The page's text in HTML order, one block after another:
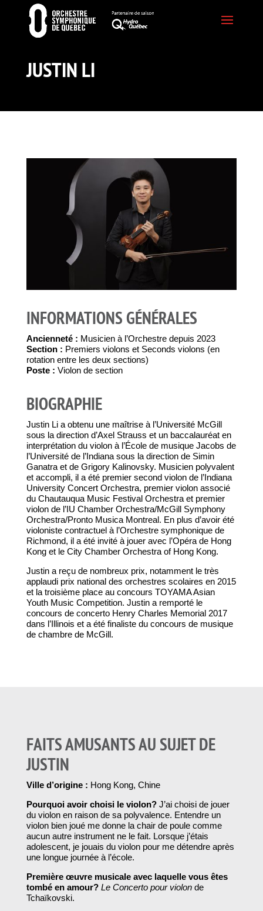
JUSTIN LI
INFORMATIONS GÉNÉRALES
Ancienneté : Musicien à l’Orchestre depuis 2023
Section : Premiers violons et Seconds violons (en
rotation entre les deux sections)
Poste : Violon de section
BIOGRAPHIE
Justin Li a obtenu une maîtrise à l’Université McGill
sous la direction d’Axel Strauss et un baccalauréat en
interprétation du violon à l’École de musique Jacobs de
l’Université de l’Indiana sous la direction de Simin
Ganatra et de Grigory Kalinovsky. Musicien polyvalent
et accompli, il a été premier second violon de l’Indiana
University Concert Orchestra, premier violon associé
du Chautauqua Music Festival Orchestra et premier
violon de l’IU Chamber Orchestra/McGill Symphony
Orchestra/Pronto Musica Montreal. En plus d’avoir été
violoniste contractuel à l’Orchestre symphonique de
Richmond, il a été invité à jouer avec l’Opéra de Hong
Kong et le City Chamber Orchestra of Hong Kong.
Justin a reçu de nombreux prix, notamment le très
applaudi prix national des orchestres scolaires en 2015
et la troisième place au concours TOYAMA Asian
Youth Music Competition. Justin a remporté le
concours de concerto Henry Charles Memorial 2017
dans l’Illinois et a été finaliste du concours de musique
de chambre de McGill.
FAITS AMUSANTS AU SUJET DE
JUSTIN
Ville d’origine : Hong Kong, Chine
Pourquoi avoir choisi le violon? J’ai choisi de jouer
du violon en raison de sa polyvalence. Entendre un
violon bien joué me donne la chair de poule comme
aucun autre instrument ne le fait. Lorsque j’étais
adolescent, je jouais du violon pour me détendre après
une longue journée à l’école.
Première œuvre musicale avec laquelle vous êtes
tombé en amour? Le Concerto pour violonde
Tchaïkovski.